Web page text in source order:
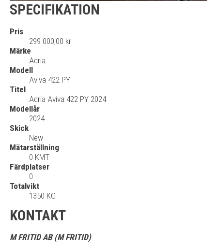
SPECIFIKATION
Pris
299 000,00 kr
Märke
Adria
Modell
Aviva 422 PY
Titel
Adria Aviva 422 PY 2024
Modellår
2024
Skick
New
Mätarställning
0 KMT
Färdplatser
0
Totalvikt
1350 KG
KONTAKT
M FRITID AB (M FRITID)